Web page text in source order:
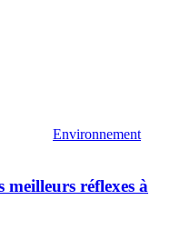
Environnement
réflexes à